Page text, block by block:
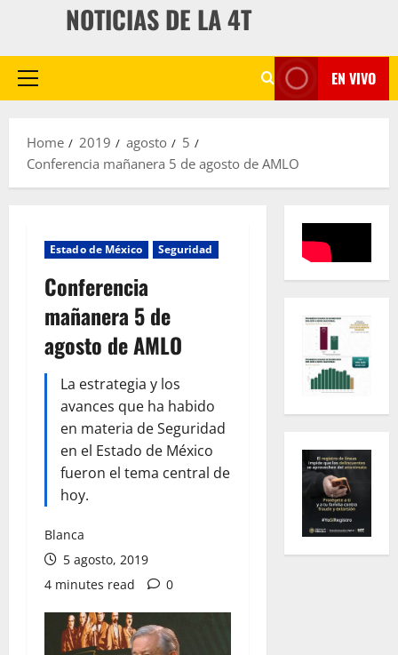
NOTICIAS DE LA 4T
Primary
EN VIVO
Home 2019 agosto
5
Conferencia mañanera 5 de agosto de AMLO
Estado de México Seguridad
Conferencia
mañanera 5 de
agosto de AMLO
La estrategia y los
avances que ha habido
en materia de Seguridad
en el Estado de México
fueron el tema central de
hoy.
Blanca
5 agosto, 2019
4 minutes read
0